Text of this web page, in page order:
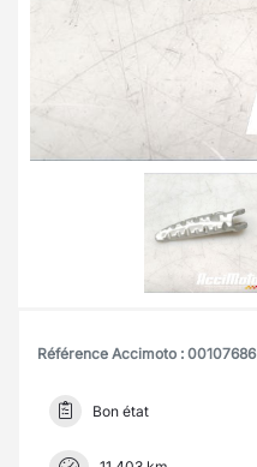
Référence Accimoto : 00107686
Bon état